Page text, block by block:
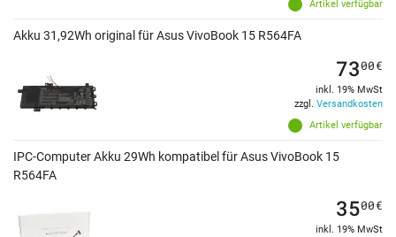
Artikel verfügbar
Akku 31,92Wh original für Asus VivoBook 15 R564FA
Artikel verfügbar
7300€
inkl. 19% MwSt
zzgl. Versandkosten
IPC-Computer Akku 29Wh kompatibel für Asus VivoBook 15
R564FA
3500€
inkl. 19% MwSt